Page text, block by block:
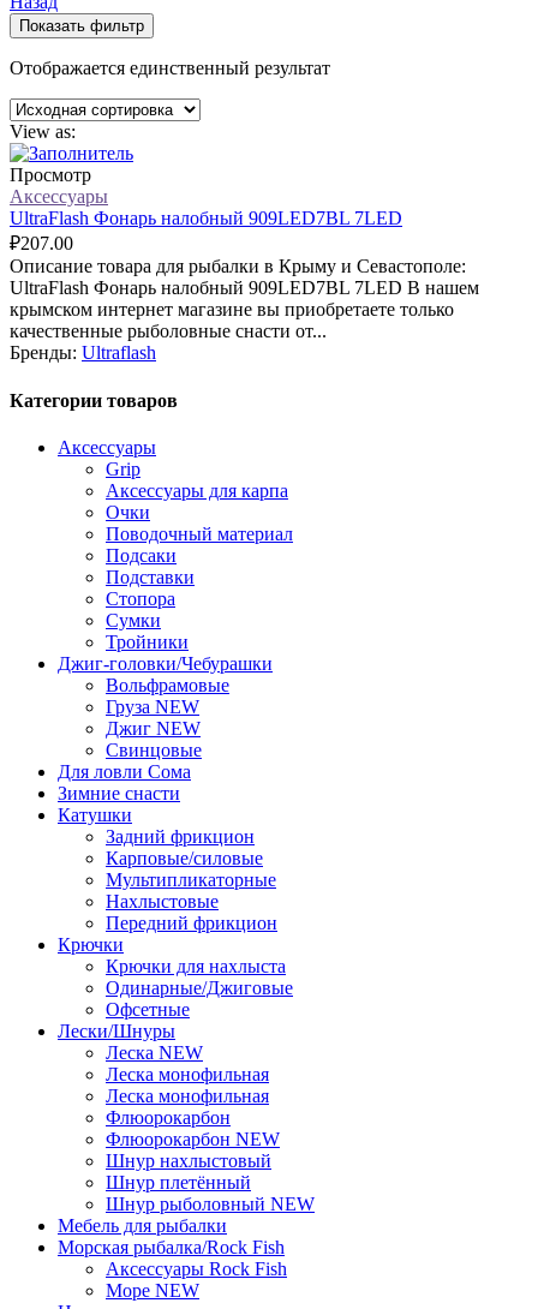
Показать фильтр
Отображается единственный результат
View as:
Просмотр
Аксессуары
UltraFlash Фонарь налобный 909LED7BL 7LED
₽207.00
Описание товара для рыбалки в Крыму и Севастополе:
UltraFlash Фонарь налобный 909LED7BL 7LED В нашем
крымском интернет магазине вы приобретаете только
качественные рыболовные снасти от...
Бренды: Ultraflash
Категории товаров
Аксессуары
Grip
Аксессуары для карпа
Очки
Поводочный материал
Подсаки
Подставки
Стопора
Сумки
Тройники
Джиг-головки/Чебурашки
Вольфрамовые
Груза NEW
Джиг NEW
Свинцовые
Для ловли Сома
Зимние снасти
Катушки
Задний фрикцион
Карповые/силовые
Мультипликаторные
Нахлыстовые
Передний фрикцион
Крючки
Крючки для нахлыста
Одинарные/Джиговые
Офсетные
Лески/Шнуры
Леска NEW
Леска монофильная
Леска монофильная
Флюорокарбон
Флюорокарбон NEW
Шнур нахлыстовый
Шнур плетённый
Шнур рыболовный NEW
Мебель для рыбалки
Морская рыбалка/Rock Fish
Аксессуары Rock Fish
Море NEW